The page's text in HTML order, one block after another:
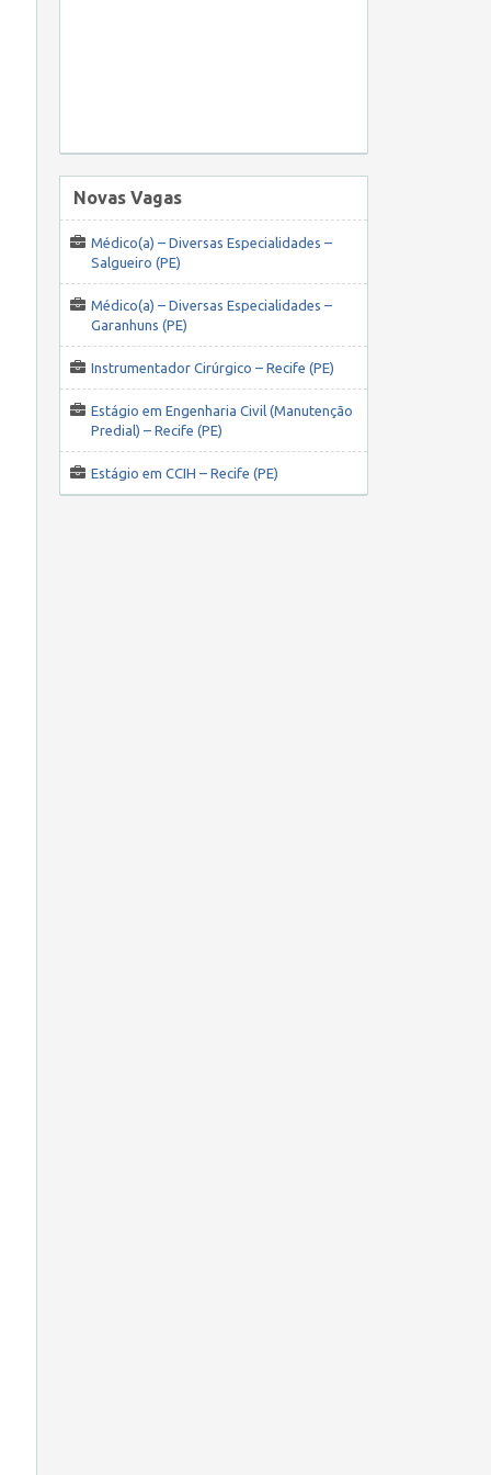
Novas Vagas
Médico(a) – Diversas Especialidades –
Salgueiro (PE)
Médico(a) – Diversas Especialidades –
Garanhuns (PE)
Instrumentador Cirúrgico – Recife (PE)
Estágio em Engenharia Civil (Manutenção
Predial) – Recife (PE)
Estágio em CCIH – Recife (PE)